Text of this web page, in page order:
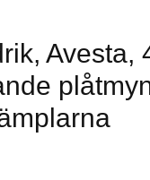
Avesta,